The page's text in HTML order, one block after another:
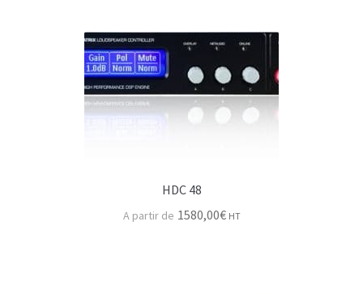
Shure
Série HF Shure
Boite de direct (DI)
HDC 48
1580,00€ HT